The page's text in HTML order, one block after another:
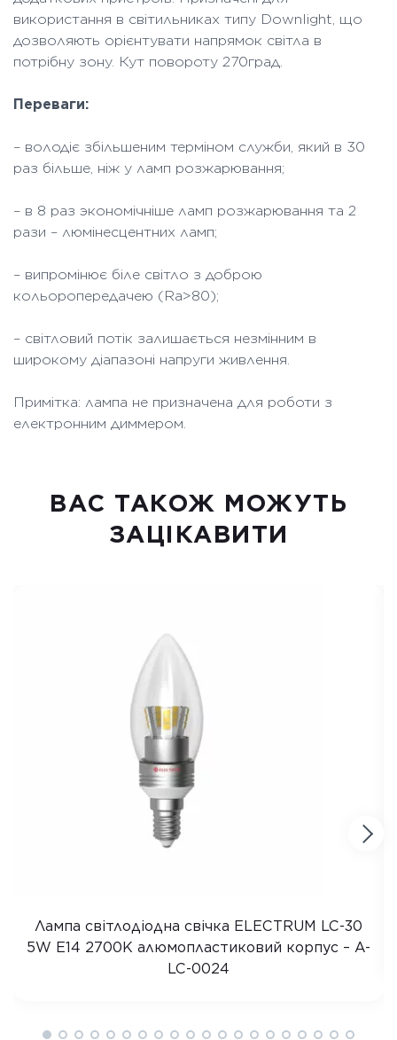
використання в світильниках типу Downlight, що
дозволяють орієнтувати напрямок світла в
потрібну зону. Кут повороту 270град.
Переваги:
– володіє збільшеним терміном служби, який в 30
раз більше, ніж у ламп розжарювання;
– в 8 раз экономічніше ламп розжарювання та 2
рази – люмінесцентних ламп;
– випромінює біле світло з доброю
кольоропередачею (Ra>80);
– світловий потік залишається незмінним в
широкому діапазоні напруги живлення.
Примітка: лампа не призначена для роботи з
електронним диммером.
ВАC ТАКОЖ МОЖУТЬ
ЗАЦІКАВИТИ
Лампа світлодіодна свічка ELECTRUM LC-30
5W E14 2700K алюмопластиковий корпус – A-
LC-0024